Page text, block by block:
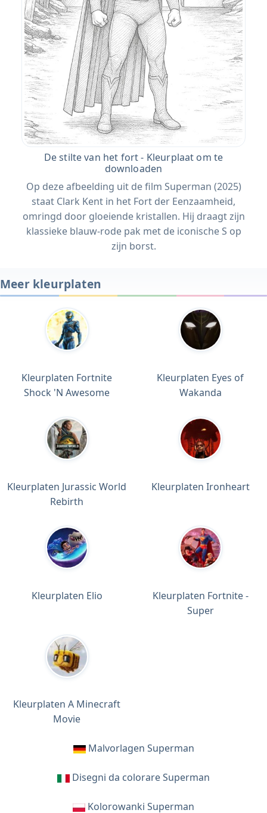
De stilte van het fort - Kleurplaat om te
downloaden
Op deze afbeelding uit de film Superman (2025)
staat Clark Kent in het Fort der Eenzaamheid,
omringd door gloeiende kristallen. Hij draagt ​​zijn
klassieke blauw-rode pak met de iconische S op
zijn borst.
Meer kleurplaten
Kleurplaten Fortnite
Shock 'N Awesome
Kleurplaten Eyes of
Wakanda
Kleurplaten Jurassic World
Rebirth
Kleurplaten Ironheart
Kleurplaten Elio
Kleurplaten Fortnite -
Super
Kleurplaten A Minecraft
Movie
Malvorlagen Superman
Disegni da colorare Superman
Kolorowanki Superman